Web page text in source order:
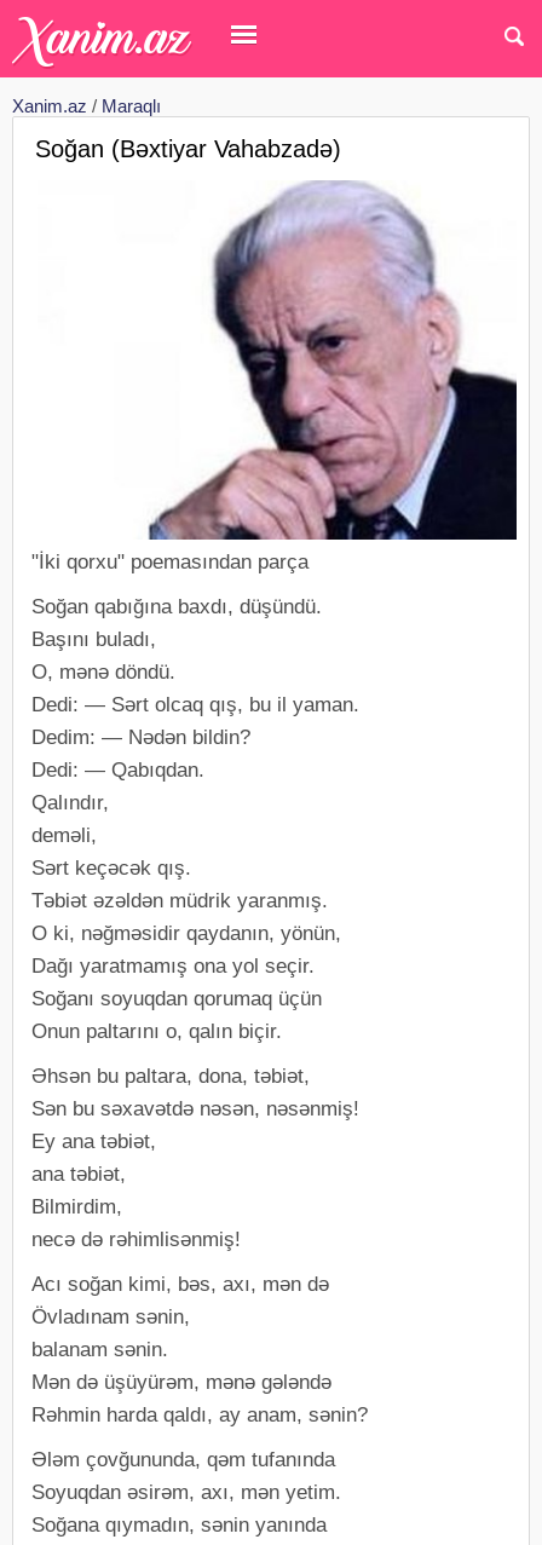
Xanim.az / Maraqlı
Soğan (Bəxtiyar Vahabzadə)
"İki qorxu" poemasından parça
Soğan qabığına baxdı, düşündü.
Başını buladı,
O, mənə döndü.
Dedi: — Sərt olcaq qış, bu il yaman.
Dedim: — Nədən bildin?
Dedi: — Qabıqdan.
Qalındır,
deməli,
Sərt keçəcək qış.
Təbiət əzəldən müdrik yaranmış.
O ki, nəğməsidir qaydanın, yönün,
Dağı yaratmamış ona yol seçir.
Soğanı soyuqdan qorumaq üçün
Onun paltarını o, qalın biçir.
Əhsən bu paltara, dona, təbiət,
Sən bu səxavətdə nəsən, nəsənmiş!
Ey ana təbiət,
ana təbiət,
Bilmirdim,
necə də rəhimlisənmiş!
Acı soğan kimi, bəs, axı, mən də
Övladınam sənin,
balanam sənin.
Mən də üşüyürəm, mənə gələndə
Rəhmin harda qaldı, ay anam, sənin?
Ələm çovğununda, qəm tufanında
Soyuqdan əsirəm, axı, mən yetim.
Soğana qıymadın, sənin yanında